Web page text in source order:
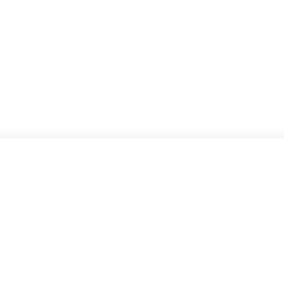
sans complications.
du marché.